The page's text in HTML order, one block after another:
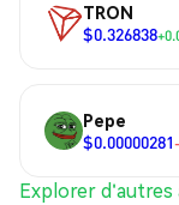
TRON
$0.326838
Pepe
$0.00000281
Explorer